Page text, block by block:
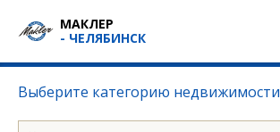
МАКЛЕР
- ЧЕЛЯБИНСК
Выберите категорию недвижимости